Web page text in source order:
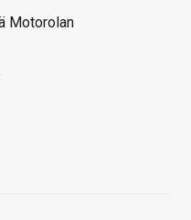
Motorolan